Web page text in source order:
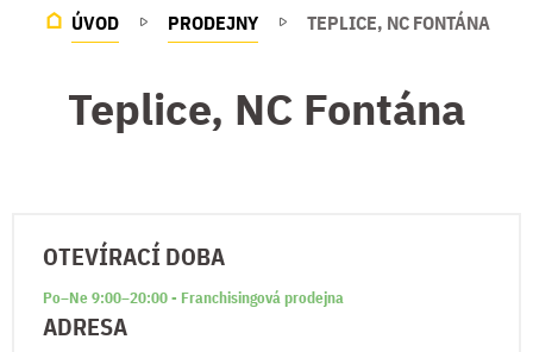
ÚVOD PRODEJNY TEPLICE, NC FONTÁNA
Teplice, NC Fontána
OTEVÍRACÍ DOBA
Po–Ne 9:00–20:00 - Franchisingová prodejna
ADRESA